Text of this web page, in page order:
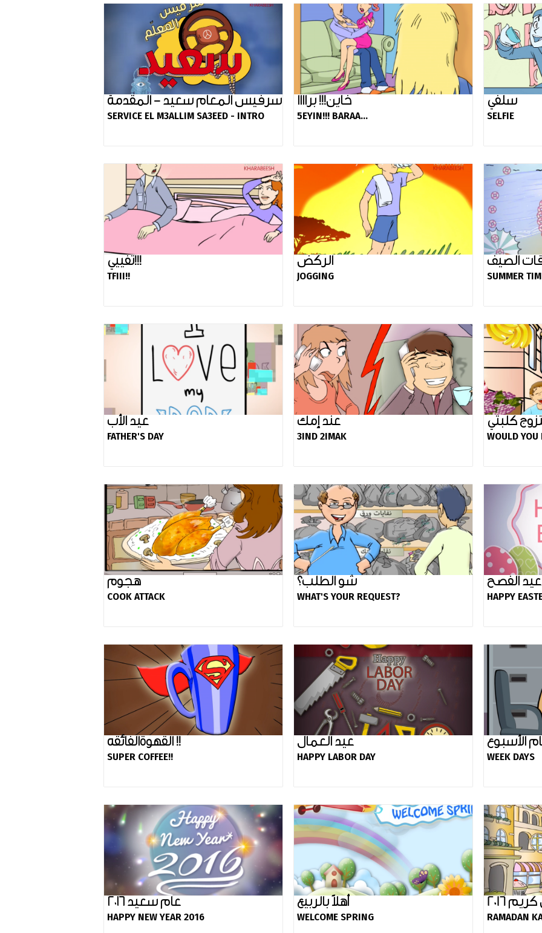
سرفيس المعام سعيد - المقدمة
SERVICE EL M3ALLIM SA3EED - INTRO
خاين!!! براااا
5EYIN!!! BARAA...
سلفي
SELFIE
تفييي!!!
TFIII!!
الركض
JOGGING
الصيف
SUMMER
عيد الأب
FATHER'S DAY
عند إمك
3IND 2IMAK WOULD YOU
هجوم
COOK ATTACK
شو الطلب؟
WHAT'S YOUR REQUEST?
عيد الفصح
HAPPY
القهوةالفائقه !!
SUPER COFFEE!!
عيد العمال
HAPPY LABOR DAY
الأسبوع
WEEK DAYS
عام سعيد ٢٠١٦
HAPPY NEW YEAR 2016
أهلاً بالربيع
WELCOME SPRING
2016
RAMADAN